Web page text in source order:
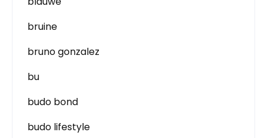
bruine
bruno gonzalez
bu
budo bond
budo lifestyle